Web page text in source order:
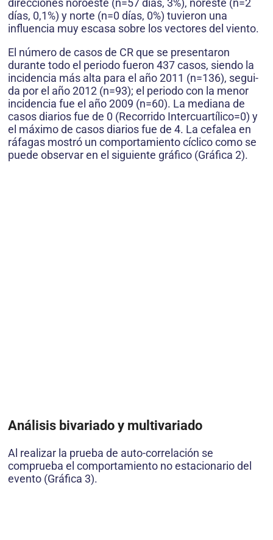
direcciones noroeste (n=57 días, 3%), noreste (n=2
días, 0,1%) y norte (n=0 días, 0%) tuvieron una
influencia muy escasa sobre los vectores del viento.
El número de casos de CR que se presentaron
durante todo el periodo fueron 437 casos, siendo la
incidencia más alta para el año 2011 (n=136), segui­
da por el año 2012 (n=93); el periodo con la menor
incidencia fue el año 2009 (n=60). La mediana de
casos diarios fue de 0 (Recorrido Intercuartílico=0) y
el máximo de casos diarios fue de 4. La cefalea en
ráfagas mostró un comportamiento cíclico como se
puede observar en el siguiente gráfico (Gráfica 2).
Análisis bivariado y multivariado
Al realizar la prueba de auto-correlación se
comprueba el comportamiento no estacionario del
evento (Gráfica 3).